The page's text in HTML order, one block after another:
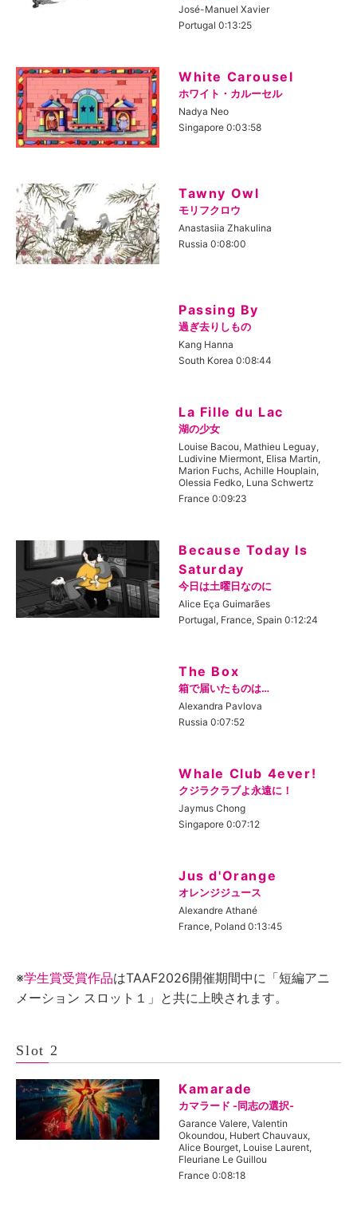
José-Manuel Xavier
Portugal 0:13:25
White Carousel
ホワイト・カルーセル
Nadya Neo
Singapore 0:03:58
Tawny Owl
モリフクロウ
Anastasiia Zhakulina
Russia 0:08:00
Passing By
過ぎ去りしもの
Kang Hanna
South Korea 0:08:44
La Fille du Lac
湖の少女
Louise Bacou, Mathieu Leguay,
Ludivine Miermont, Elisa Martin,
Marion Fuchs, Achille Houplain,
Olessia Fedko, Luna Schwertz
France 0:09:23
Because Today Is
Saturday
今日は土曜日なのに
Alice Eça Guimarães
Portugal, France, Spain 0:12:24
The Box
箱で届いたものは…
Alexandra Pavlova
Russia 0:07:52
Whale Club 4ever!
クジラクラブよ永遠に！
Jaymus Chong
Singapore 0:07:12
Jus d'Orange
オレンジジュース
Alexandre Athané
France, Poland 0:13:45
※学生賞受賞作品はTAAF2026開催期間中に「短編アニ
メーション スロット１」と共に上映されます。
Slot 2
Kamarade
カマラード -同志の選択-
Garance Valere, Valentin
Okoundou, Hubert Chauvaux,
Alice Bourget, Louise Laurent,
Fleuriane Le Guillou
France 0:08:18